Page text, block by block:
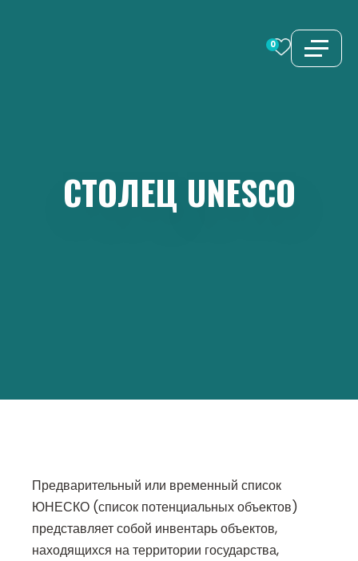
0
СТОЛЕЦ UNESCO
Предварительный или временный список
ЮНЕСКО (список потенциальных объектов)
представляет собой инвентарь объектов,
находящихся на территории государства,